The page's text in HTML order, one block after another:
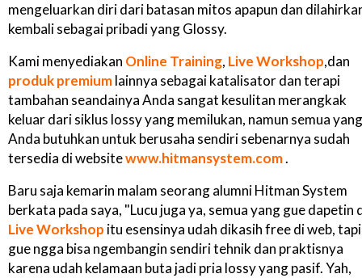
mengeluarkan diri dari batasan mitos apapun dan
kembali sebagai pribadi yang Glossy.
Kami menyediakan Online Training, Live Workshop,dan
produk premiumlainnya sebagai katalisator dan terapi
tambahan seandainya Anda sangat kesulitan merangkak
keluar dari siklus lossy yang memilukan, namun semua yang
Anda butuhkan untuk berusaha sendiri sebenarnya sudah
tersedia di websitewww.hitmansystem.com.
Baru saja kemarin malam seorang alumni Hitman System
berkata pada saya, "Lucu juga ya, semua yang gue dapetin
Live Workshop itu esensinya udah dikasih free di web, tapi
gue ngga bisa ngembangin sendiri tehnik dan praktisnya
karena udah kelamaan buta jadi pria lossy yang pasif. Yah,